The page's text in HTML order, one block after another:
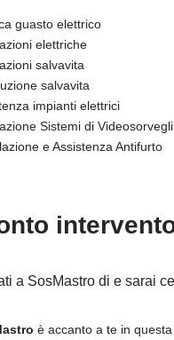
guasto elettrico
elettriche
salvavita
salvavita
impianti elettrici
Sistemi di
e Assistenza Antifurto
a SosMastro di e sarai
è accanto a te in